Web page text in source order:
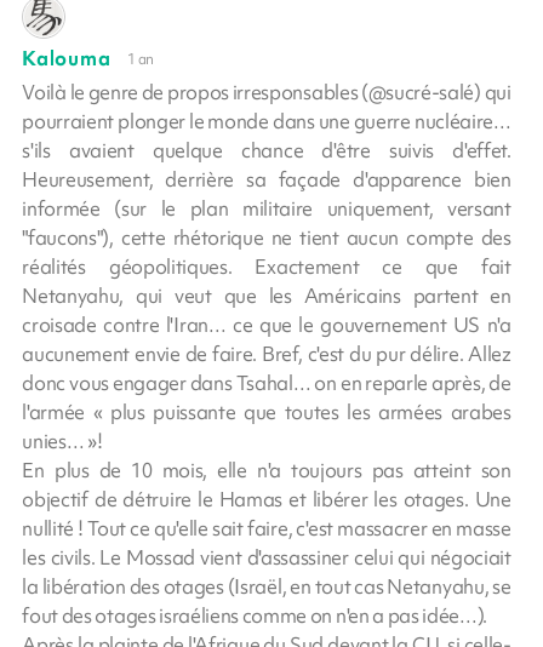
Kalouma 1 an
Voilà le genre de propos irresponsables (@sucré-salé) qui
pourraient plonger le monde dans une guerre nucléaire…
s'ils avaient quelque chance d'être suivis d'effet.
Heureusement, derrière sa façade d'apparence bien
informée (sur le plan militaire uniquement, versant
"faucons"), cette rhétorique ne tient aucun compte des
réalités géopolitiques. Exactement ce que fait
Netanyahu, qui veut que les Américains partent en
croisade contre l'Iran… ce que le gouvernement US n'a
aucunement envie de faire. Bref, c'est du pur délire. Allez
donc vous engager dans Tsahal… on en reparle après, de
l'armée « plus puissante que toutes les armées arabes
unies… »!
En plus de 10 mois, elle n'a toujours pas atteint son
objectif de détruire le Hamas et libérer les otages. Une
nullité ! Tout ce qu'elle sait faire, c'est massacrer en masse
les civils. Le Mossad vient d'assassiner celui qui négociait
la libération des otages (Israël, en tout cas Netanyahu, se
fout des otages israéliens comme on n'en a pas idée…).